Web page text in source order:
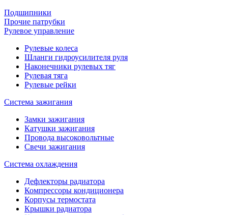
Подшипники
Прочие патрубки
Рулевое управление
Рулевые колеса
Шланги гидроусилителя руля
Наконечники рулевых тяг
Рулевая тяга
Рулевые рейки
Система зажигания
Замки зажигания
Катушки зажигания
Провода высоковольтные
Свечи зажигания
Система охлаждения
Дефлекторы радиатора
Компрессоры кондиционера
Корпусы термостата
Крышки радиатора